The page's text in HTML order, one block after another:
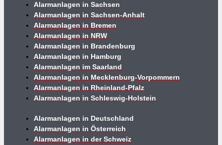
Alarmanlagen in Sachsen
Alarmanlagen in Sachsen-Anhalt
Alarmanlagen in Bremen
Alarmanlagen in NRW
Alarmanlagen in Brandenburg
Alarmanlagen in Hamburg
Alarmanlagen im Saarland
Alarmanlagen in Mecklenburg-Vorpommern
Alarmanlagen in Rheinland-Pfalz
Alarmanlagen in Schleswig-Holstein
Alarmanlagen in Deutschland
Alarmanlagen in Österreich
Alarmanlagen in der Schweiz